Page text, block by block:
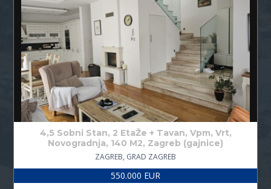
4,5 Sobni Stan, 2 EtaŽe + Tavan, Vpm, Vrt,
Novogradnja, 140 M2, Zagreb (gajnice)
ZAGREB, GRAD ZAGREB
550.000 EUR